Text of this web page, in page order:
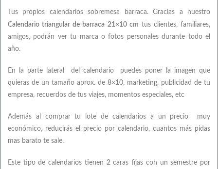
Tus propios calendarios sobremesa barraca. Gracias a nuestro
Calendario triangular de barraca 21×10 cm tus clientes, familiares,
amigos, podrán ver tu marca o fotos personales durante todo el
año.
En la parte lateral del calendario puedes poner la imagen que
quieras de un tamaño aprox. de 8×10, marketing, publicidad de tu
empresa, recuerdos de tus viajes, momentos especiales, etc
Además al comprar tu lote de calendarios a un precio muy
económico, reducirás el precio por calendario, cuantos más pidas
mas barato te sale.
Este tipo de calendarios tienen 2 caras fijas con un semestre por